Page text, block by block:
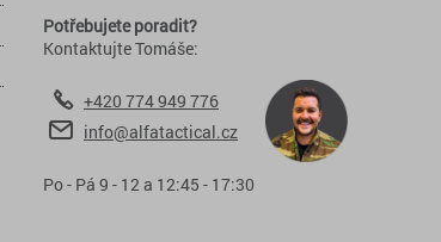
Potřebujete poradit?
Kontaktujte Tomáše:
+420 774 949 776
info@alfatactical.cz
Po - Pá 9 - 12 a 12:45 - 17:30